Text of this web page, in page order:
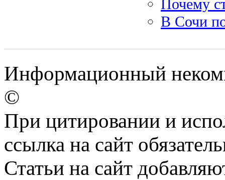
Почему
В Сочи
Информационный
©
При цитировании и
ссылка на сайт
Статьи на сайт